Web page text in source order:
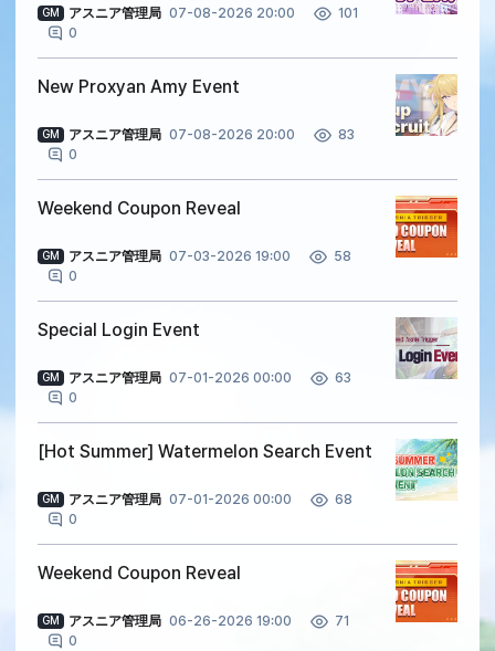
GM アスニア管理局 07-08-2026 20:00
101
0
New Proxyan Amy Event
GM アスニア管理局 07-08-2026 20:00
83
0
Weekend Coupon Reveal
GM アスニア管理局 07-03-2026 19:00
58
0
Special Login Event
GM アスニア管理局 07-01-2026 00:00
63
0
[Hot Summer] Watermelon Search Event
GM アスニア管理局 07-01-2026 00:00
68
0
Weekend Coupon Reveal
GM アスニア管理局 06-26-2026 19:00
71
0